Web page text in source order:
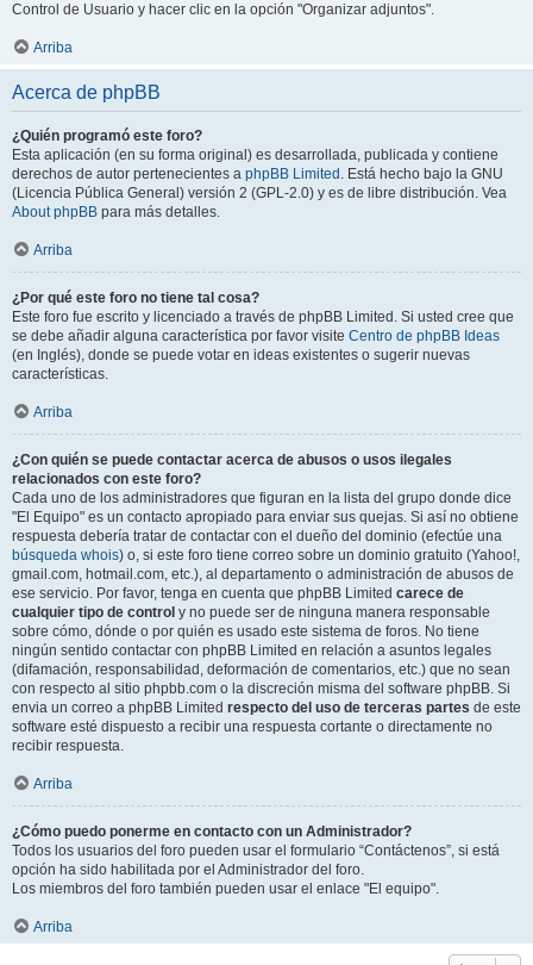
Control de Usuario y hacer clic en la opción "Organizar adjuntos".
Arriba
Acerca de phpBB
¿Quién programó este foro?
Esta aplicación (en su forma original) es desarrollada, publicada y contiene
derechos de autor pertenecientes a phpBB Limited . Está hecho bajo la GNU
(Licencia Pública General) versión 2 (GPL-2.0) y es de libre distribución. Vea
About phpBB para más detalles.
Arriba
¿Por qué este foro no tiene tal cosa?
Este foro fue escrito y licenciado a través de phpBB Limited. Si usted cree que
se debe añadir alguna característica por favor visite Centro de phpBB Ideas
(en Inglés), donde se puede votar en ideas existentes o sugerir nuevas
características.
Arriba
¿Con quién se puede contactar acerca de abusos o usos ilegales
relacionados con este foro?
Cada uno de los administradores que figuran en la lista del grupo donde dice
"El Equipo" es un contacto apropiado para enviar sus quejas. Si así no obtiene
respuesta debería tratar de contactar con el dueño del dominio (efectúe una
búsqueda whois) o, si este foro tiene correo sobre un dominio gratuito (Yahoo!,
gmail.com, hotmail.com, etc.), al departamento o administración de abusos de
ese servicio. Por favor, tenga en cuenta que phpBB Limited carece de
cualquier tipo de control y no puede ser de ninguna manera responsable
sobre cómo, dónde o por quién es usado este sistema de foros. No tiene
ningún sentido contactar con phpBB Limited en relación a asuntos legales
(difamación, responsabilidad, deformación de comentarios, etc.) que no sean
con respecto al sitio phpbb.com o la discreción misma del software phpBB. Si
envia un correo a phpBB Limited respecto del uso de terceras partes de este
software esté dispuesto a recibir una respuesta cortante o directamente no
recibir respuesta.
Arriba
¿Cómo puedo ponerme en contacto con un Administrador?
Todos los usuarios del foro pueden usar el formulario “Contáctenos”, si está
opción ha sido habilitada por el Administrador del foro.
Los miembros del foro también pueden usar el enlace "El equipo".
Arriba